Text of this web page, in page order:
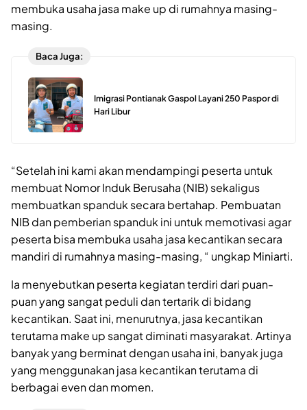
membuka usaha jasa make up di rumahnya masing-
masing.
Baca Juga:
Imigrasi Pontianak Gaspol Layani 250 Paspor di
Hari Libur
“Setelah ini kami akan mendampingi peserta untuk
membuat Nomor Induk Berusaha (NIB) sekaligus
membuatkan spanduk secara bertahap. Pembuatan
NIB dan pemberian spanduk ini untuk memotivasi agar
peserta bisa membuka usaha jasa kecantikan secara
mandiri di rumahnya masing-masing, “ ungkap Miniarti.
Ia menyebutkan peserta kegiatan terdiri dari puan-
puan yang sangat peduli dan tertarik di bidang
kecantikan. Saat ini, menurutnya, jasa kecantikan
terutama make up sangat diminati masyarakat. Artinya
banyak yang berminat dengan usaha ini, banyak juga
yang menggunakan jasa kecantikan terutama di
berbagai even dan momen.